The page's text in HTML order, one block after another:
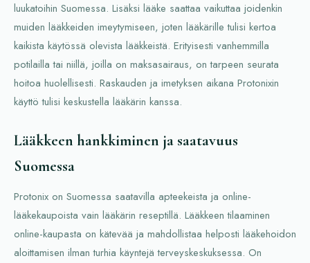
luukatoihin Suomessa. Lisäksi lääke saattaa vaikuttaa joidenkin
muiden lääkkeiden imeytymiseen, joten lääkärille tulisi kertoa
kaikista käytössä olevista lääkkeistä. Erityisesti vanhemmilla
potilailla tai niillä, joilla on maksasairaus, on tarpeen seurata
hoitoa huolellisesti. Raskauden ja imetyksen aikana Protonixin
käyttö tulisi keskustella lääkärin kanssa.
Lääkkeen hankkiminen ja saatavuus
Suomessa
Protonix on Suomessa saatavilla apteekeista ja online-
lääkekaupoista vain lääkärin reseptillä. Lääkkeen tilaaminen
online-kaupasta on kätevää ja mahdollistaa helposti lääkehoidon
aloittamisen ilman turhia käyntejä terveyskeskuksessa. On